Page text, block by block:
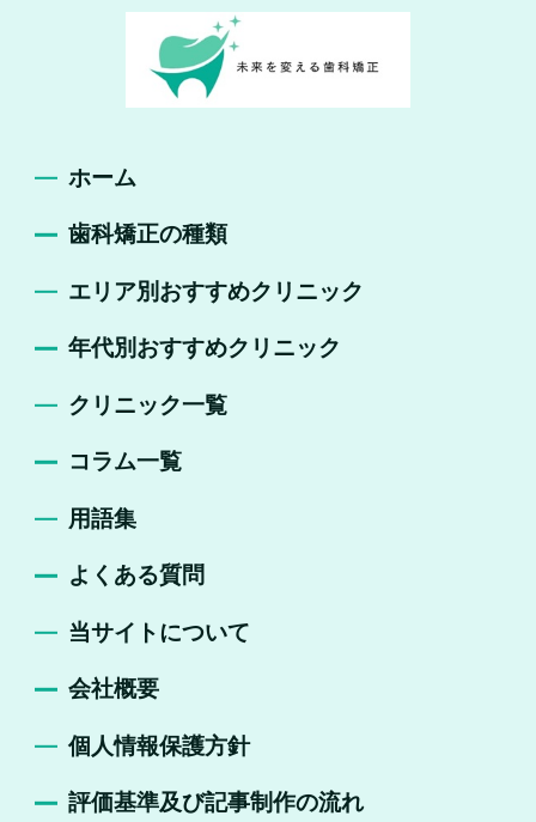
ホーム
歯科矯正の種類
エリア別おすすめクリニック
年代別おすすめクリニック
クリニック一覧
コラム一覧
用語集
よくある質問
当サイトについて
会社概要
個人情報保護方針
評価基準及び記事制作の流れ